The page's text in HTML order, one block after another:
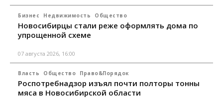
Бизнес Недвижимость Общество
Новосибирцы стали реже оформлять дома по
упрощенной схеме
07 августа 2026, 16:00
Власть Общество Право&Порядок
Роспотребнадзор изъял почти полторы тонны
мяса в Новосибирской области